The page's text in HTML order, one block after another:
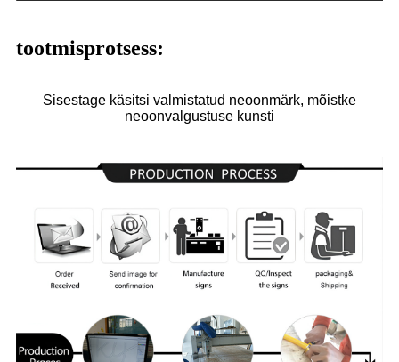
tootmisprotsess:
Sisestage käsitsi valmistatud neoonmärk, mõistke
neoonvalgustuse kunsti